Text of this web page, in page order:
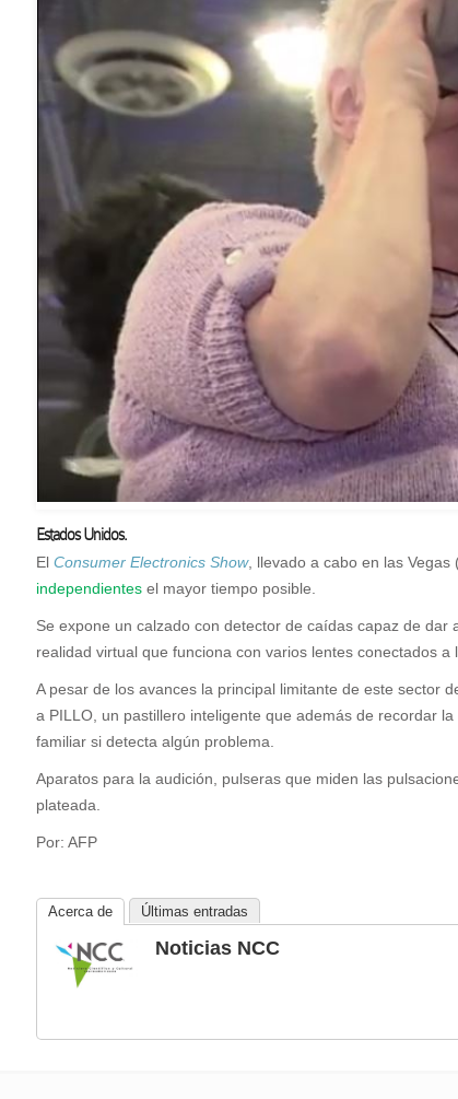
Estados Unidos.
El Consumer Electronics Show, llevado a cabo en las
independientes el mayor tiempo posible.
Se expone un calzado con detector de caídas capaz de
realidad virtual que funciona con varios lentes conectados
A pesar de los avances la principal limitante de este sector
a PILLO, un pastillero inteligente que además de recordar
familiar si detecta algún problema.
Aparatos para la audición, pulseras que miden las
plateada.
Por: AFP
Acerca de Últimas entradas
Noticias NCC